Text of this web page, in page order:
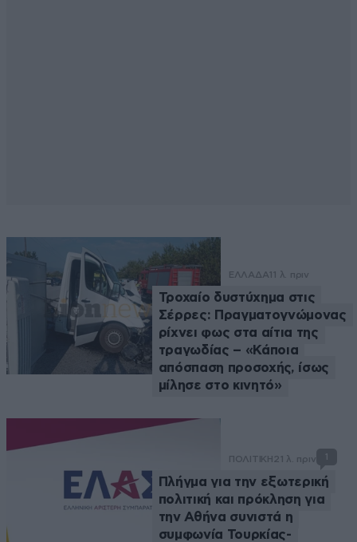
ΕΛΛΑΔΑ 11 λ. πριν
Τροχαίο δυστύχημα στις
Σέρρες: Πραγματογνώμονας
ρίχνει φως στα αίτια της
τραγωδίας – «Κάποια
απόσπαση προσοχής, ίσως
μίλησε στο κινητό»
ΠΟΛΙΤΙΚΗ 21 λ. πριν 1
Πλήγμα για την εξωτερική
πολιτική και πρόκληση για
την Αθήνα συνιστά η
συμφωνία Τουρκίας-